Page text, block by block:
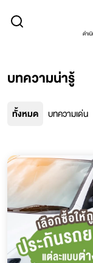
ดำเ
บทความน่ารู้
ทั้งหมด บทความเด่น